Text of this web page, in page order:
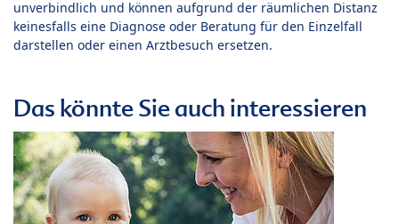
unverbindlich und können aufgrund der räumlichen Distanz
keinesfalls eine Diagnose oder Beratung für den Einzelfall
darstellen oder einen Arztbesuch ersetzen.
Das könnte Sie auch interessieren